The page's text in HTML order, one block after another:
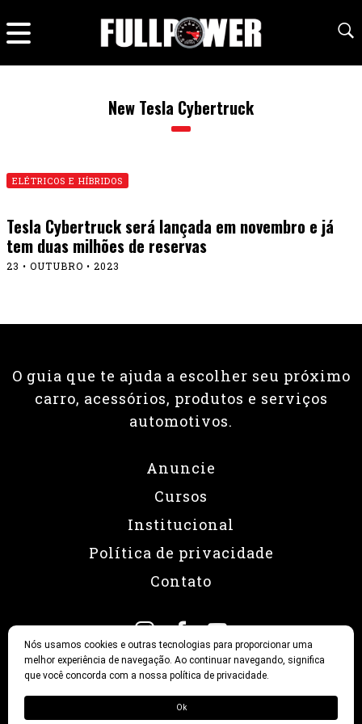
New Tesla Cybertruck
ELÉTRICOS E HÍBRIDOS
Tesla Cybertruck será lançada em novembro e já
tem duas milhões de reservas
23 • OUTUBRO • 2023
O guia que te ajuda a escolher seu próximo
carro, acessórios, produtos e serviços
automotivos.
Anuncie
Cursos
Institucional
Política de privacidade
Contato
Nós usamos cookies e outras tecnologias para proporcionar uma
melhor experiência de navegação. Ao continuar navegando, significa
que você concorda com a nossa política de privacidade.
Ok